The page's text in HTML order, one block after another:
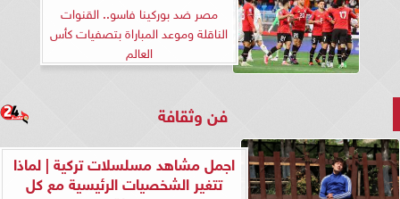
مصر ضد بوركينا فاسو.. القنوات
الناقلة وموعد المباراة بتصفيات كأس
العالم
فن وثقافة
اجمل مشاهد مسلسلات تركية | لماذا
تتغير الشخصيات الرئيسية مع كل